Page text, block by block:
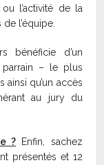
l’activité de la
l’équipe.
bénéficie d’un
parrain – le plus
ainsi qu’un accès
au jury du
? Enfin, sachez
présentés et 12